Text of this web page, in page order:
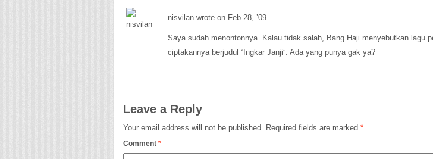
nisvilan wrote on Feb 28, ’09
Saya sudah menontonnya. Kalau tidak salah, Bang Haji menyebutkan lagu
ciptakannya berjudul “Ingkar Janji”. Ada yang punya gak ya?
Leave a Reply
Your email address will not be published. Required fields are marked *
Comment *